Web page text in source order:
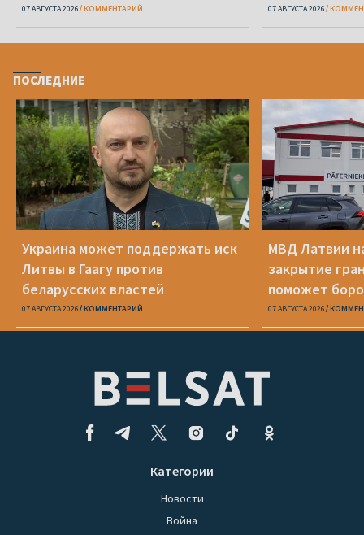
07 АВГУСТА 2026 КОММЕНТАРИЙ 07 АВГУСТА 2026
ПОСЛЕДНИЕ
Украина может поддержать иск
Литвы в Гаагу против
беларусских властей
07 АВГУСТА 2026 КОММЕНТАРИЙ
МВД Латвии
закрытие
поможет
07 АВГУСТА 2026
Категории
Новости
Война